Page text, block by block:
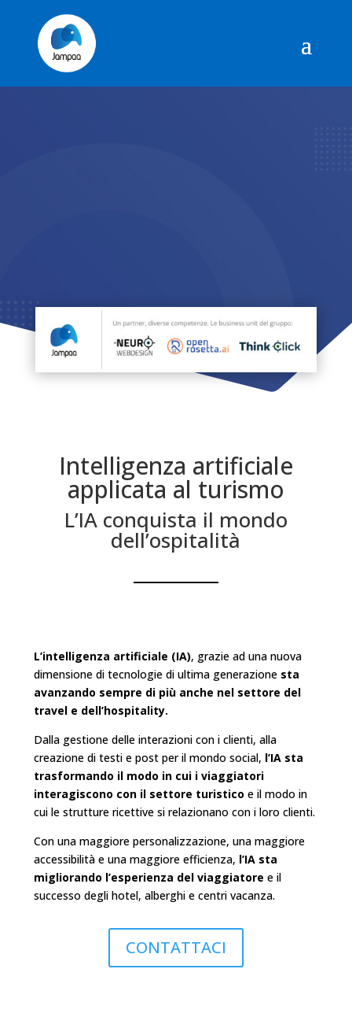
Intelligenza artificiale
applicata al turismo
L’IA conquista il mondo
dell’ospitalità
L’intelligenza artificiale (IA), grazie ad una nuova
dimensione di tecnologie di ultima generazione sta
avanzando sempre di più anche nel settore del
travel e dell’hospitality.
Dalla gestione delle interazioni con i clienti, alla
creazione di testi e post per il mondo social, l’IA sta
trasformando il modo in cui i viaggiatori
interagiscono con il settore turistico e il modo in
cui le strutture ricettive si relazionano con i loro clienti.
Con una maggiore personalizzazione, una maggiore
accessibilità e una maggiore efficienza, l’IA sta
migliorando l’esperienza del viaggiatore e il
successo degli hotel, alberghi e centri vacanza.
CONTATTACI